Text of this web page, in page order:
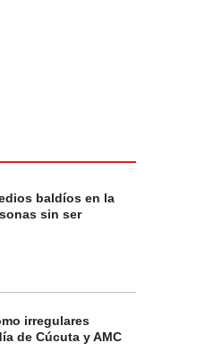
baldíos en la
sin ser
irregulares
de Cúcuta y AMC